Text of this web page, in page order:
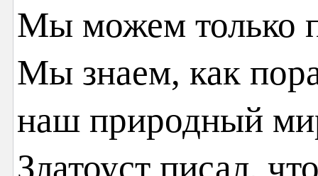
Мы можем только
Мы знаем, как
наш природный
Златоуст писал,